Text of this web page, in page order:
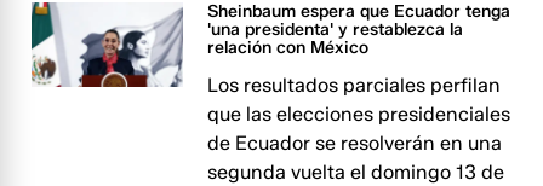
Sheinbaum espera que Ecuador tenga
'una presidenta' y restablezca la
relación con México
Los resultados parciales perfilan
que las elecciones presidenciales
de Ecuador se resolverán en una
segunda vuelta el domingo 13 de